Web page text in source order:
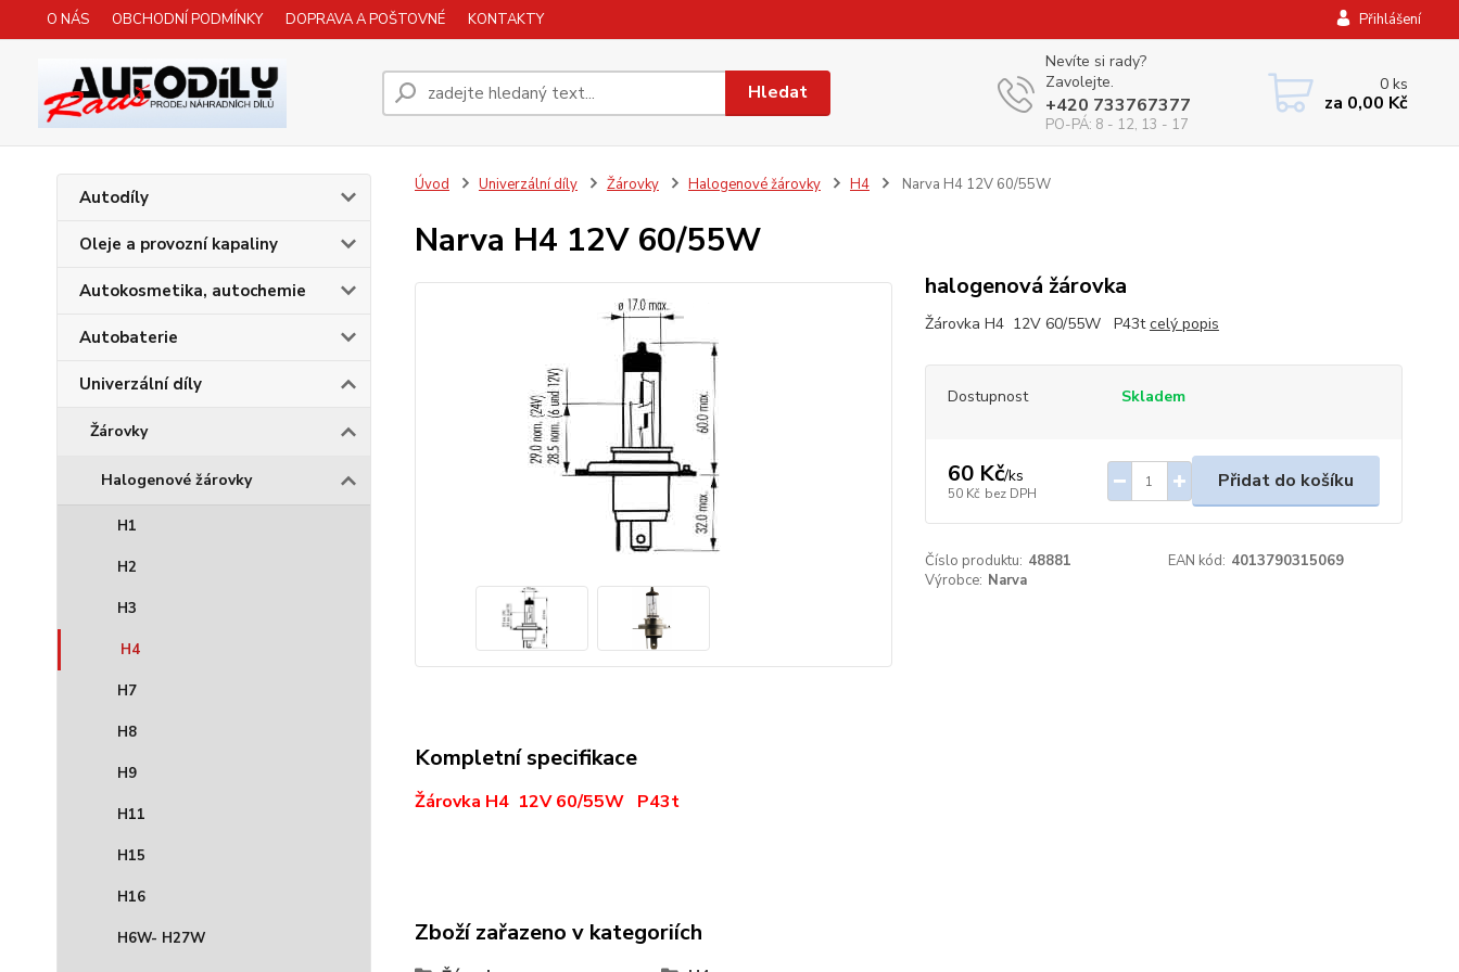
O NÁS OBCHODNÍ PODMÍNKY DOPRAVA A POŠTOVNÉ KONTAKTY Přihlášení
Hledat
Nevíte si rady?
Zavolejte.
+420 733767377
PO-PÁ: 8 - 12, 13 - 17
0 ks
za 0,00 Kč
Autodíly
Oleje a provozní kapaliny
Autokosmetika, autochemie
Autobaterie
Univerzální díly
Žárovky
Halogenové žárovky
H1
H2
H3
H4
H7
H8
H9
H11
H15
H16
H6W- H27W
Úvod Univerzální díly Žárovky Halogenové žárovky H4 Narva H4 12V 60/55W
Narva H4 12V 60/55W
halogenová žárovka
Žárovka H4 12V 60/55W P43tcelý popis
Dostupnost Skladem
60 Kč/ks
50 Kč bez DPH
Přidat do košíku
Číslo produktu: 48881 EAN kód: 4013790315069
Výrobce: Narva
Kompletní specifikace
Žárovka H4 12V 60/55W P43t
Zboží zařazeno v kategoriích